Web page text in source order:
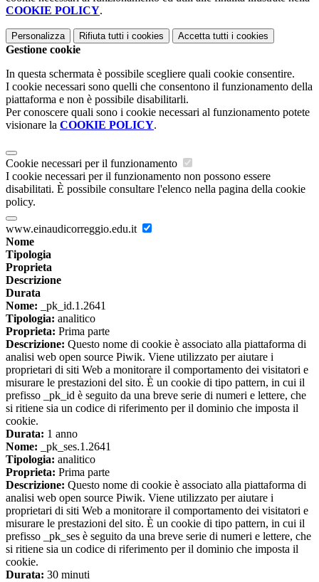
COOKIE POLICY.
Personalizza Rifiuta tutti i cookies Accetta tutti i cookies
Gestione cookie
In questa schermata è possibile scegliere quali cookie consentire.
I cookie necessari sono quelli che consentono il funzionamento della
piattaforma e non è possibile disabilitarli.
Per conoscere quali sono i cookie necessari al funzionamento potete
visionare la COOKIE POLICY.
Cookie necessari per il funzionamento
I cookie necessari per il funzionamento non possono essere
disabilitati. È possibile consultare l'elenco nella pagina della cookie
policy.
www.einaudicorreggio.edu.it
Nome
Tipologia
Proprieta
Descrizione
Durata
Nome: _pk_id.1.2641
Tipologia: analitico
Proprieta: Prima parte
Descrizione: Questo nome di cookie è associato alla piattaforma di
analisi web open source Piwik. Viene utilizzato per aiutare i
proprietari di siti Web a monitorare il comportamento dei visitatori e
misurare le prestazioni del sito. È un cookie di tipo pattern, in cui il
prefisso _pk_id è seguito da una breve serie di numeri e lettere, che
si ritiene sia un codice di riferimento per il dominio che imposta il
cookie.
Durata: 1 anno
Nome: _pk_ses.1.2641
Tipologia: analitico
Proprieta: Prima parte
Descrizione: Questo nome di cookie è associato alla piattaforma di
analisi web open source Piwik. Viene utilizzato per aiutare i
proprietari di siti Web a monitorare il comportamento dei visitatori e
misurare le prestazioni del sito. È un cookie di tipo pattern, in cui il
prefisso _pk_ses è seguito da una breve serie di numeri e lettere, che
si ritiene sia un codice di riferimento per il dominio che imposta il
cookie.
Durata: 30 minuti